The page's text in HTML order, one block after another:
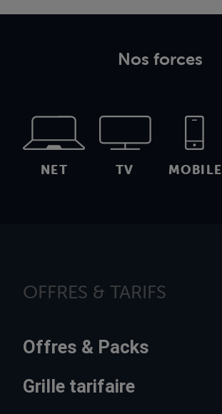
Nos forces
NET TV MOBILE
OFFRES & TARIFS
Offres & Packs
Grille tarifaire